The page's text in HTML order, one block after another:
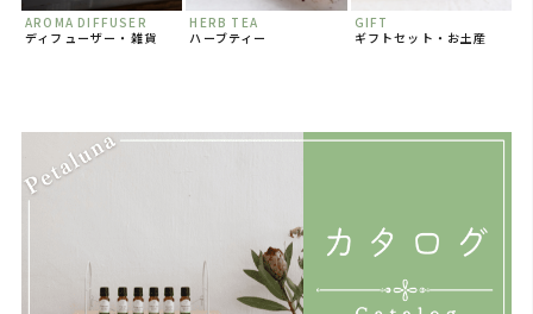
AROMA DIFFUSER
ディフューザー・雑貨
HERB TEA
ハーブティー
GIFT
ギフトセット・お土産